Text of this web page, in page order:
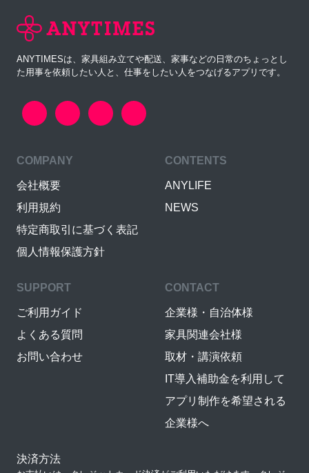
ANYTIMESは、家具組み立てや配送、家事などの日常のちょっとし
た用事を依頼したい人と、仕事をしたい人をつなげるアプリです。
COMPANY
会社概要
利用規約
特定商取引に基づく表記
個人情報保護方針
CONTENTS
ANYLIFE
NEWS
SUPPORT
ご利用ガイド
よくある質問
お問い合わせ
CONTACT
企業様・自治体様
家具関連会社様
取材・講演依頼
IT導入補助金を利用して
アプリ制作を希望される
企業様へ
決済方法